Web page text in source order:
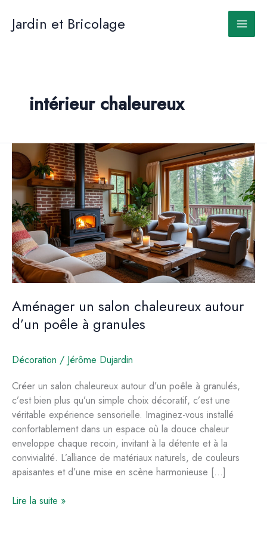
contenu
Jardin et Bricolage
intérieur chaleureux
Aménager un salon chaleureux autour
d’un poêle à granules
Décoration / Jérôme Dujardin
Créer un salon chaleureux autour d’un poêle à granulés,
c’est bien plus qu’un simple choix décoratif, c’est une
véritable expérience sensorielle. Imaginez-vous installé
confortablement dans un espace où la douce chaleur
enveloppe chaque recoin, invitant à la détente et à la
convivialité. L’alliance de matériaux naturels, de couleurs
apaisantes et d’une mise en scène harmonieuse […]
Aménager
Lire la suite »